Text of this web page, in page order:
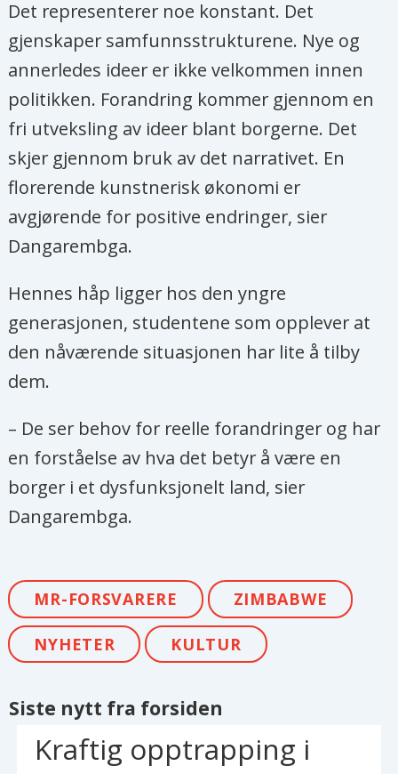
Det representerer noe konstant. Det
gjenskaper samfunnsstrukturene. Nye og
annerledes ideer er ikke velkommen innen
politikken. Forandring kommer gjennom en
fri utveksling av ideer blant borgerne. Det
skjer gjennom bruk av det narrativet. En
florerende kunstnerisk økonomi er
avgjørende for positive endringer, sier
Dangarembga.
Hennes håp ligger hos den yngre
generasjonen, studentene som opplever at
den nåværende situasjonen har lite å tilby
dem.
– De ser behov for reelle forandringer og har
en forståelse av hva det betyr å være en
borger i et dysfunksjonelt land, sier
Dangarembga.
MR-FORSVARERE ZIMBABWE
NYHETER KULTUR
Siste nytt fra forsiden
Kraftig opptrapping i